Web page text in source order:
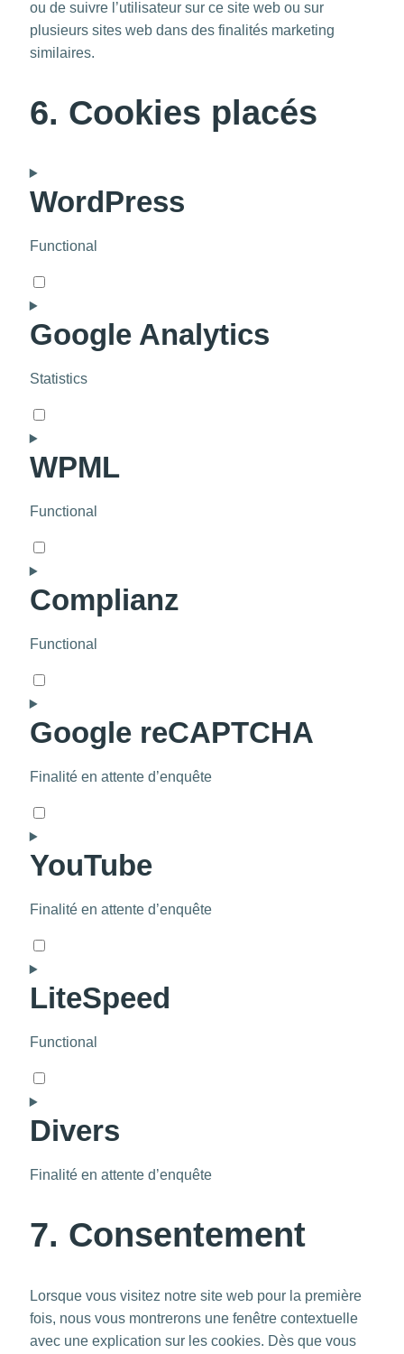
ou de suivre l’utilisateur sur ce site web ou sur
plusieurs sites web dans des finalités marketing
similaires.
6. Cookies placés
WordPress
Functional
Consent
to
service
wordpress
Google Analytics
Statistics
Consent
to
service
google-
analytics
WPML
Functional
Consent
to
service
wpml
Complianz
Functional
Consent
to
service
complianz
Google reCAPTCHA
Finalité en attente d’enquête
Consent
to
service
google-
recaptcha
YouTube
Finalité en attente d’enquête
Consent
to
service
youtube
LiteSpeed
Functional
Consent
to
service
litespeed
Divers
Finalité en attente d’enquête
to
7. Consentement
Lorsque vous visitez notre site web pour la première
fois, nous vous montrerons une fenêtre contextuelle
avec une explication sur les cookies. Dès que vous